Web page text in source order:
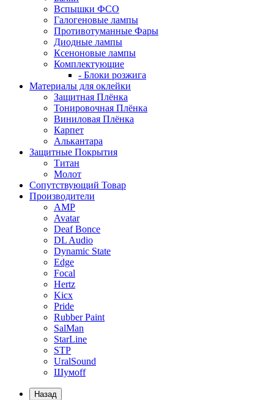
Вспышки ФСО
Галогеновые лампы
Противотуманные Фары
Диодные лампы
Ксеноновые лампы
Комплектующие
- Блоки розжига
Материалы для оклейки
Защитная Плёнка
Тонировочная Плёнка
Виниловая Плёнка
Карпет
Алькантара
Защитные Покрытия
Титан
Молот
Сопутствующий Товар
Производители
AMP
Avatar
Deaf Bonce
DL Audio
Dynamic State
Edge
Focal
Hertz
Kicx
Pride
Rubber Paint
SalMan
StarLine
STP
UralSound
Шумoff
Назад